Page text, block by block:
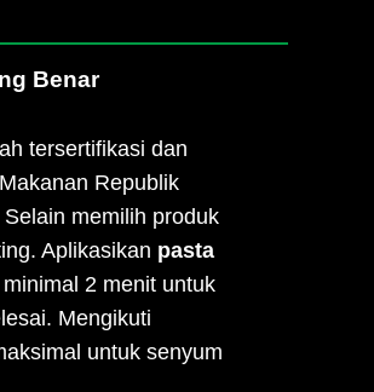
Benar
tersertifikasi dan
Republik
Selain memilih produk
Aplikasikan pasta
2 menit untuk
Mengikuti
untuk senyum